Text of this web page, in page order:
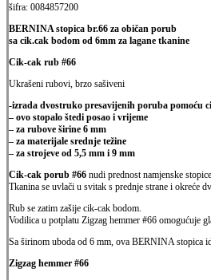
šifra: 0084857200
BERNINA stopica br.66 za običan porub
sa cik.cak bodom od 6mm za lagane tkanine
Cik-cak rub #66
Ukrašeni rubovi, brzo sašiveni
-izrada dvostruko presavijenih poruba pomoću
– ovo stopalo štedi posao i vrijeme
– za rubove širine 6 mm
– za materijale srednje težine
– za strojeve od 5,5 mm i 9 mm
Cik-cak porub #66 nudi prednost namjenske
Tkanina se uvlači u svitak s prednje strane i okreće
Rub se zatim zašije cik-cak bodom.
Vodilica u potplatu Zigzag hemmer #66 omogućuje
Sa širinom uboda od 6 mm, ova BERNINA stopica
Zigzag hemmer #66